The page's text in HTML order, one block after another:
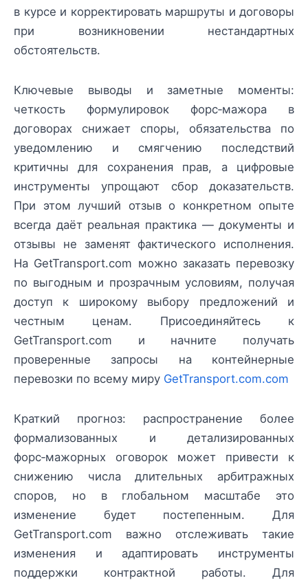
в курсе и корректировать маршруты и договоры
при возникновении нестандартных
обстоятельств.
Ключевые выводы и заметные моменты:
четкость формулировок форс‑мажора в
договорах снижает споры, обязательства по
уведомлению и смягчению последствий
критичны для сохранения прав, а цифровые
инструменты упрощают сбор доказательств.
При этом лучший отзыв о конкретном опыте
всегда даёт реальная практика — документы и
отзывы не заменят фактического исполнения.
На GetTransport.com можно заказать перевозку
по выгодным и прозрачным условиям, получая
доступ к широкому выбору предложений и
честным ценам. Присоединяйтесь к
GetTransport.com и начните получать
проверенные запросы на контейнерные
перевозки по всему миру GetTransport.com.com
Краткий прогноз: распространение более
формализованных и детализированных
форс‑мажорных оговорок может привести к
снижению числа длительных арбитражных
споров, но в глобальном масштабе это
изменение будет постепенным. Для
GetTransport.com важно отслеживать такие
изменения и адаптировать инструменты
поддержки контрактной работы. Для